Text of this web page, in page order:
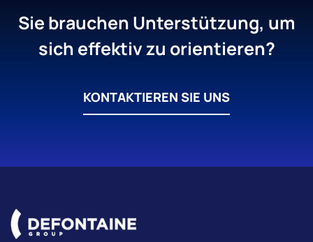
Sie brauchen Unterstützung, um
sich effektiv zu orientieren?
KONTAKTIEREN SIE UNS